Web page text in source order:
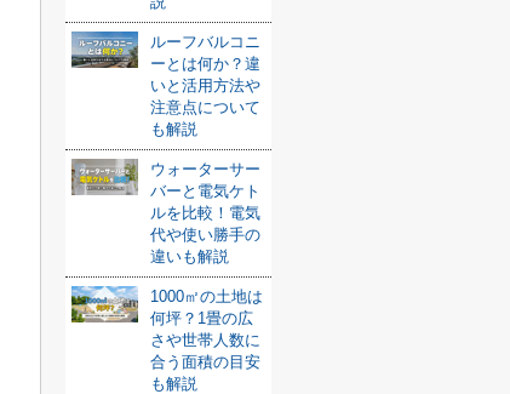
ルーフバルコニ
ーとは何か？違
いと活用方法や
注意点について
も解説
ウォーターサー
バーと電気ケト
ルを比較！電気
代や使い勝手の
違いも解説
1000㎡の土地は
何坪？1畳の広
さや世帯人数に
合う面積の目安
も解説